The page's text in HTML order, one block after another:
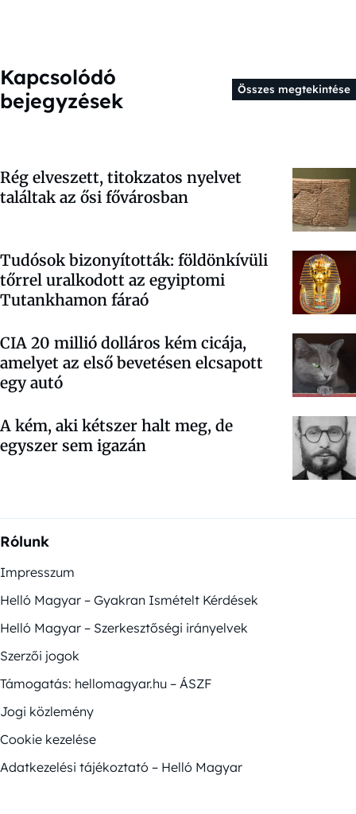
Kapcsolódó
bejegyzések
Összes megtekintése
Rég elveszett, titokzatos nyelvet
találtak az ősi fővárosban
Tudósok bizonyították: földönkívüli
tőrrel uralkodott az egyiptomi
Tutankhamon fáraó
CIA 20 millió dolláros kém cicája,
amelyet az első bevetésen elcsapott
egy autó
A kém, aki kétszer halt meg, de
egyszer sem igazán
Rólunk
Impresszum
Helló Magyar – Gyakran Ismételt Kérdések
Helló Magyar – Szerkesztőségi irányelvek
Szerzői jogok
Támogatás: hellomagyar.hu – ÁSZF
Jogi közlemény
Cookie kezelése
Adatkezelési tájékoztató – Helló Magyar